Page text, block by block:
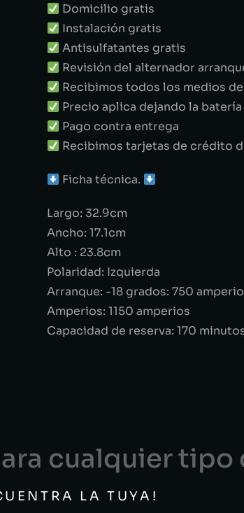
Domicilio gratis
Instalación gratis
Antisulfatantes gratis
Revisión del alternador
Recibimos todos los medios
Precio aplica dejando la batería
Pago contra entrega
Recibimos tarjetas de crédito
Ficha técnica.
Largo: 32.9cm
Ancho: 17.1cm
Alto : 23.8cm
Polaridad: Izquierda
Arranque: -18 grados: 750
Amperios: 1150 amperios
Capacidad de reserva: 170
cualquier
LA TUYA!